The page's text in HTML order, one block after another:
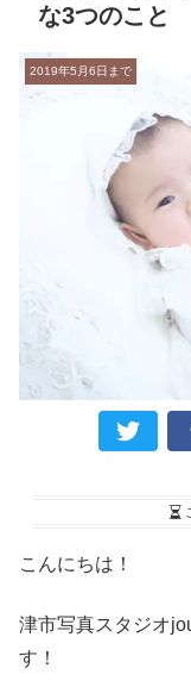
な3つのこと
2019年5月6日まで
こんにちは！
津市写真スタジオ
す！